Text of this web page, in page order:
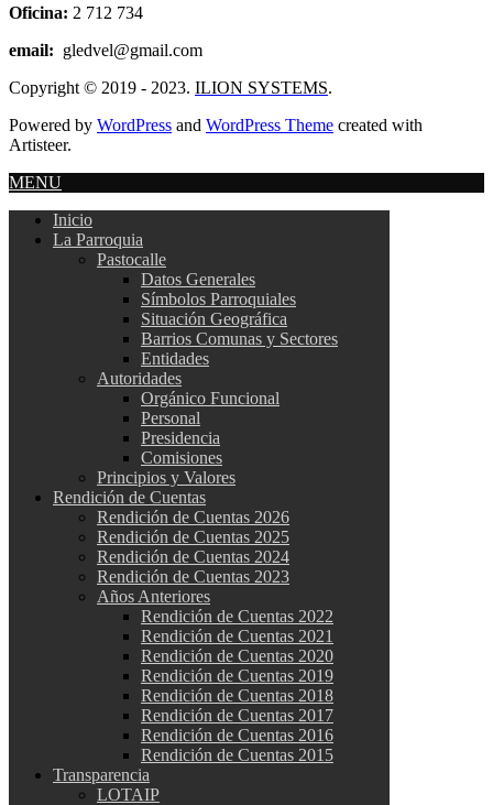
Oficina: 2 712 734
email: gledvel@gmail.com
Copyright © 2019 - 2023. ILION SYSTEMS.
Powered by WordPress and WordPress Theme created with
Artisteer.
MENU
Inicio
La Parroquia
Pastocalle
Datos Generales
Símbolos Parroquiales
Situación Geográfica
Barrios Comunas y Sectores
Entidades
Autoridades
Orgánico Funcional
Personal
Presidencia
Comisiones
Principios y Valores
Rendición de Cuentas
Rendición de Cuentas 2026
Rendición de Cuentas 2025
Rendición de Cuentas 2024
Rendición de Cuentas 2023
Años Anteriores
Rendición de Cuentas 2022
Rendición de Cuentas 2021
Rendición de Cuentas 2020
Rendición de Cuentas 2019
Rendición de Cuentas 2018
Rendición de Cuentas 2017
Rendición de Cuentas 2016
Rendición de Cuentas 2015
Transparencia
LOTAIP